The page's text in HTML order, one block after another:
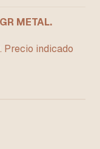
METAL.
Precio indicado